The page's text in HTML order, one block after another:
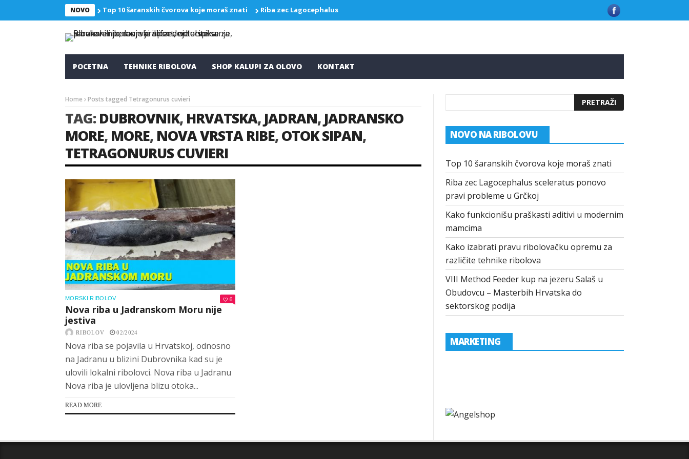
NOVO Top 10 šaranskih čvorova koje moraš znati Riba zec Lagocephalus sceleratus ponovo pravi probleme u Grčkoj Kako funkcionišu praškasti aditivi u modernim
POCETNA TEHNIKE RIBOLOVA SHOP KALUPI ZA OLOVO KONTAKT
Home Posts tagged Tetragonurus cuvieri
TAG:DUBROVNIK, HRVATSKA, JADRAN, JADRANSKO
MORE, MORE, NOVA VRSTA RIBE,OTOK SIPAN,
TETRAGONURUS CUVIERI
MORSKI RIBOLOV 6
Nova riba u Jadranskom Moru nije
jestiva
RIBOLOV 02/2024
Nova riba se pojavila u Hrvatskoj, odnosno
na Jadranu u blizini Dubrovnika kad su je
ulovili lokalni ribolovci. Nova riba u Jadranu
Nova riba je ulovljena blizu otoka...
READ MORE
NOVO NA RIBOLOVU
Top 10 šaranskih čvorova koje moraš znati
Riba zec Lagocephalus sceleratus ponovo
pravi probleme u Grčkoj
Kako funkcionišu praškasti aditivi u modernim
mamcima
Kako izabrati pravu ribolovačku opremu za
različite tehnike ribolova
VIII Method Feeder kup na jezeru Salaš u
Obudovcu – Masterbih Hrvatska do
sektorskog podija
MARKETING